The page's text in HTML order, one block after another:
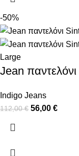
-50%
Large
Jean
Indigo Jeans
112,00€ 56,00 €